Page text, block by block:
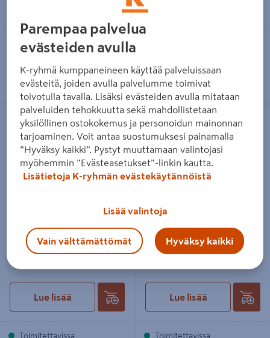
Toimitettavissa
Siemenseos Osku ulkolinnuille 4kg
Siemenseos Osku ulkolinnuille
6,95€/kpl
6,95 €/ kpl
Lue lisää
Toimitettavissa
Talipallosanko Osku 90g verkoton
sangossa 30kpl
Talipallosanko Osku 90g
6,95€/kpl
6,95 €/ kpl
Lue lisää
Toimitettavissa
Parempaa palvelua
evästeiden avulla
K-ryhmä kumppaneineen käyttää palveluissaan
evästeitä, joiden avulla palvelumme toimivat
toivotulla tavalla. Lisäksi evästeiden avulla mitataan
palveluiden tehokkuutta sekä mahdollistetaan
yksilöllinen ostokokemus ja personoidun mainonnan
tarjoaminen. Voit antaa suostumuksesi painamalla
”Hyväksy kaikki”. Pystyt muuttamaan valintojasi
myöhemmin ”Evästeasetukset”-linkin kautta.
Lisätietoja K-ryhmän evästekäytännöistä
Lisää valintoja
Vain välttämättömät Hyväksy kaikki